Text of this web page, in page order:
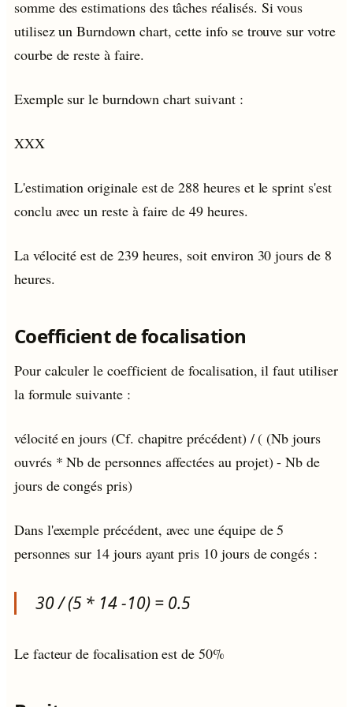
somme des estimations des tâches réalisés. Si vous
utilisez un Burndown chart, cette info se trouve sur votre
courbe de reste à faire.
Exemple sur le burndown chart suivant :
XXX
L'estimation originale est de 288 heures et le sprint s'est
conclu avec un reste à faire de 49 heures.
La vélocité est de 239 heures, soit environ 30 jours de 8
heures.
Coefficient de focalisation
Pour calculer le coefficient de focalisation, il faut utiliser
la formule suivante :
vélocité en jours (Cf. chapitre précédent) / ( (Nb jours
ouvrés * Nb de personnes affectées au projet) - Nb de
jours de congés pris)
Dans l'exemple précédent, avec une équipe de 5
personnes sur 14 jours ayant pris 10 jours de congés :
30 / (5 * 14 -10) = 0.5
Le facteur de focalisation est de 50%